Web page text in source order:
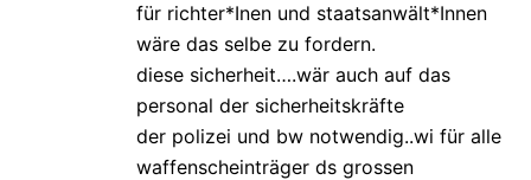
für richter*Inen und staatsanwält*Innen
wäre das selbe zu fordern.
diese sicherheit….wär auch auf das
personal der sicherheitskräfte
der polizei und bw notwendig..wi für alle
waffenscheinträger ds grossen